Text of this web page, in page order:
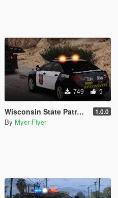
749 5
Wisconsin State Patrol Taurus/FPIS 1.0.0
By Myer Flyer